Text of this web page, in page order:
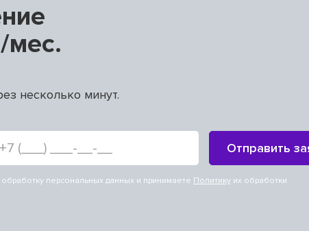
мес.
несколько минут.
Отправить
обработку персональных данных и принимаете Политику их обработки